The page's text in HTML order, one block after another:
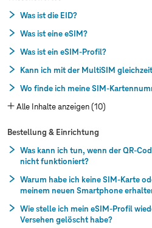
Was ist die EID?
Was ist eine eSIM?
Was ist ein eSIM-Profil?
Kann ich mit der MultiSIM
Wo finde ich meine SIM-
Alle Inhalte anzeigen (10)
Bestellung & Einrichtung
Was kann ich tun, wenn der QR-
nicht funktioniert?
Warum habe ich keine SIM-Karte
meinem neuen Smartphone
Wie stelle ich mein eSIM-Profil
Versehen gelöscht habe?